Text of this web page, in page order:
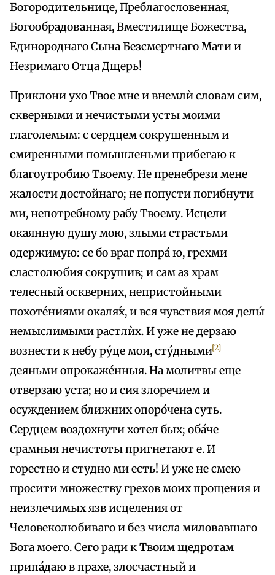
Богородительнице, Преблагословенная,
Богообрадованная, Вместилище Божества,
Единороднаго Сына Безсмертнаго Мати и
Незримаго Отца Дщерь!
Приклони ухо Твое мне и внемлѝ словам сим,
скверными и нечистыми усты моими
глаголемым: с сердцем сокрушенным и
смиренными помышленьми прибегаю к
благоутробию Твоему. Не пренебрези мене
жалости достойнаго; не попусти погибнути
ми, непотребному рабу Твоему. Исцели
окаянную душу мою, злыми страстьми
одержимую: се бо враг попра́ ю, грехми
сластолюбия сокрушив; и сам аз храм
телесный оскверних, непристойными
похоте́ниями окаля́х, и вся чувствия моя делы́
немыслимыми растлѝх. И уже не дерзаю
вознести к небу ру́це мои, сту́дными[2]
деяньми опрокаже́нныя. На молитвы еще
отверзаю уста; но и сия злоречием и
осуждением ближних опоро́чена суть.
Сердцем воздохнути хотел бых; оба́че
срамныя нечистоты пригнетают е. И
горестно и студно ми есть! И уже не смею
просити множеству грехов моих прощения и
неизлечимых язв исцеления от
Человеколюбиваго и без числа миловавшаго
Бога моего. Сего ради к Твоим щедротам
припа́даю в прахе, злосчастный и